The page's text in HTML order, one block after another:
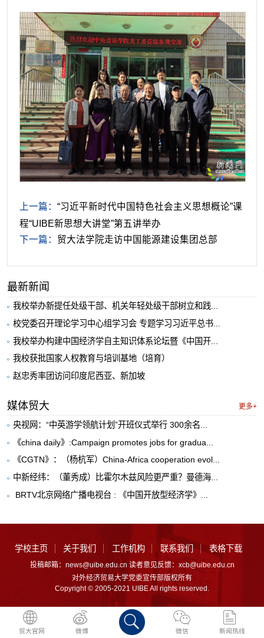
上一篇： “习近平新时代中国特色社会主义思想概论”课
程“UIBE新思想大讲堂”第五讲举办
下一篇： 贸大法学院走访中国能源建设集团总部
最新新闻
我校举办新提任处级干部、机关年轻处级干部树立和践...
校党委召开理论学习中心组学习会 专题学习习近平总书...
我校举办构建中国经济学自主知识体系论坛暨《中国开...
我校获批国家人权教育与培训基地（培育）
赵忠秀率团访问印度尼西亚、新加坡
媒体贸大 更多+
央视网：“中英游学领航计划”开班仪式举行 300余名...
《china daily》:Campaign promotes jobs for gradua...
《CGTN》：（杨杭军）China-Africa cooperation evol...
中新经纬：（董秀成）比霍尔木兹风险更严重？曼德海...
​ BRTV北京网络广播电视台 : 《中国开放型经济学》...
学校主页 关于我们 工作机构 联系我们 表格下载
投稿邮箱：news@uibe.edu.cn 读者意见反馈：xcb@uibe.edu.cn
对外经济贸易大学党委宣传部版权所有
Copyright © 2005-2021 UIBE All rights reserved.
贸大官网 微博 微信 新闻热线